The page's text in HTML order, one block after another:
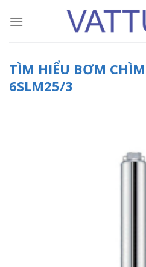
TÌM HIỂU BƠM
6SLM25/3